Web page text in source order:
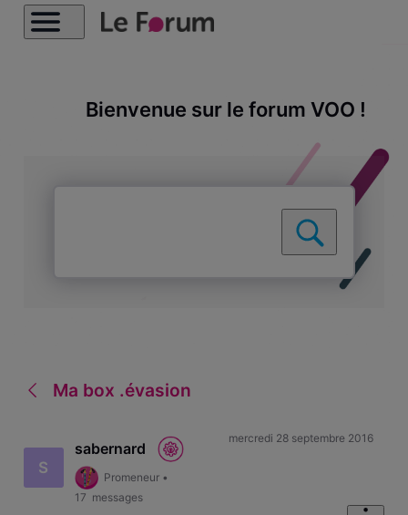
Bienvenue sur le forum VOO !
Ma box .évasion
S
sabernard
Promeneur •
17 messages
mercredi 28 septembre 2016